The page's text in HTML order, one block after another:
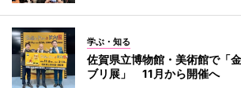
学ぶ・知る
佐賀県立博物館・美術館で「
ブリ展」 11月から開催へ